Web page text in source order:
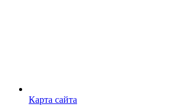
Карта сайта